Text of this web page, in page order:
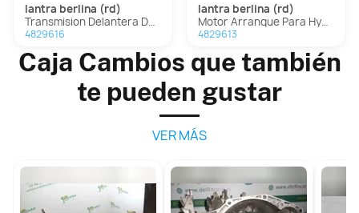
lantra berlina (rd)
Transmision Delantera Derecha Para Hyundai Lantra Berlina
4829616
lantra berlina (rd)
Motor Arranque Para Hyundai Lantra Berlina
4829613
Caja Cambios que también
te pueden gustar
VER MÁS